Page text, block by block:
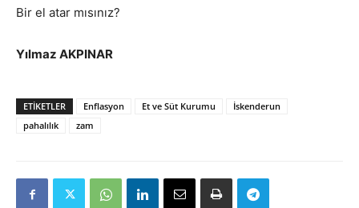
Bir el atar mısınız?
Yılmaz AKPINAR
ETIKETLER Enflasyon Et ve Süt Kurumu
İskenderun
pahalılık
zam